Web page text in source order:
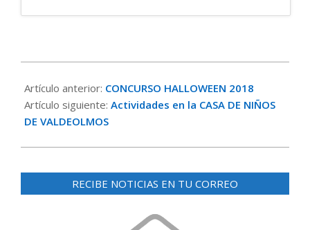
10-
31
Artículo anterior: CONCURSO HALLOWEEN 2018
Artículo siguiente: Actividades en la CASA DE NIÑOS
DE VALDEOLMOS
RECIBE NOTICIAS EN TU CORREO